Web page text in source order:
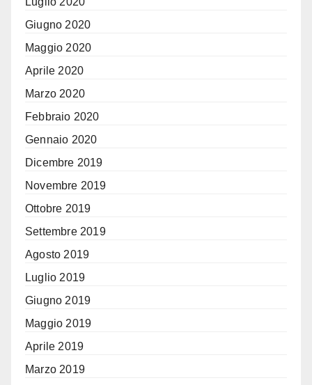
Giugno 2020
Maggio 2020
Aprile 2020
Marzo 2020
Febbraio 2020
Gennaio 2020
Dicembre 2019
Novembre 2019
Ottobre 2019
Settembre 2019
Agosto 2019
Luglio 2019
Giugno 2019
Maggio 2019
Aprile 2019
Marzo 2019